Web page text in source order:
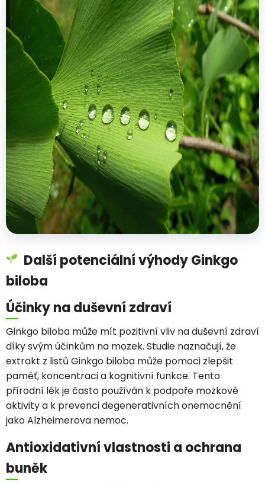
Další potenciální výhody Ginkgo
biloba
Účinky na duševní zdraví
Ginkgo biloba může mít pozitivní vliv na duševní zdraví
díky svým účinkům na mozek. Studie naznačují, že
extrakt z listů Ginkgo biloba může pomoci zlepšit
paměť, koncentraci a kognitivní funkce. Tento
přírodní lék je často používán k podpoře mozkové
aktivity a k prevenci degenerativních onemocnění
jako Alzheimerova nemoc.
Antioxidativní vlastnosti a ochrana
buněk